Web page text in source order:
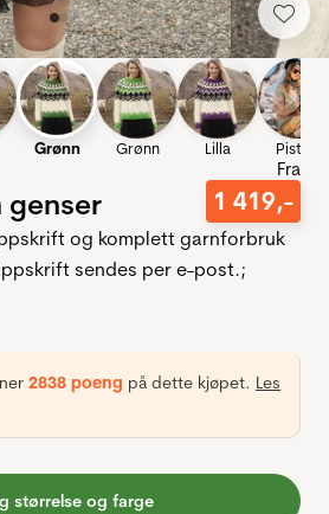
Grønn Grønn Lilla Pistasj
genser
Fra
1 419,-
og komplett garnforbruk
sendes per e-post.;
2838 poeng på dette kjøpet. Les
størrelse og farge